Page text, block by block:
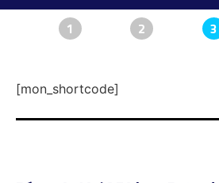
1 2 3
[mon_shortcode]